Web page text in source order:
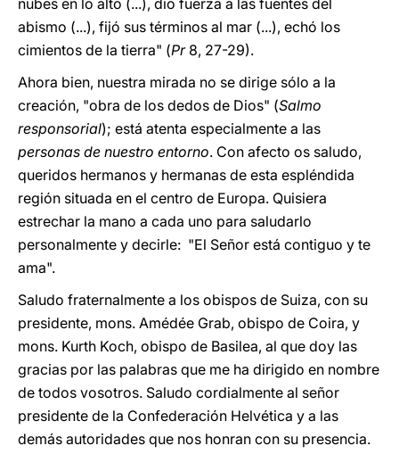
nubes en lo alto (...), dio fuerza a las fuentes del
abismo (...), fijó sus términos al mar (...), echó los
cimientos de la tierra" (Pr8, 27-29).
Ahora bien, nuestra mirada no se dirige sólo a la
creación, "obra de los dedos de Dios" (Salmo
responsorial); está atenta especialmente a las
personas de nuestro entorno. Con afecto os saludo,
queridos hermanos y hermanas de esta espléndida
región situada en el centro de Europa. Quisiera
estrechar la mano a cada uno para saludarlo
personalmente y decirle: "El Señor está contiguo y te
ama".
Saludo fraternalmente a los obispos de Suiza, con su
presidente, mons. Amédée Grab, obispo de Coira, y
mons. Kurth Koch, obispo de Basilea, al que doy las
gracias por las palabras que me ha dirigido en nombre
de todos vosotros. Saludo cordialmente al señor
presidente de la Confederación Helvética y a las
demás autoridades que nos honran con su presencia.